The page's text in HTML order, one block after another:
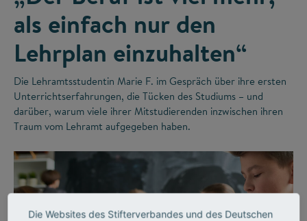
als einfach nur den
Lehrplan einzuhalten“
Die Lehramtsstudentin Marie F. im Gespräch über ihre ersten
Unterrichtserfahrungen, die Tücken des Studiums – und
darüber, warum viele ihrer Mitstudierenden inzwischen ihren
Traum vom Lehramt aufgegeben haben.
Die Websites des Stifterverbandes und des Deutschen